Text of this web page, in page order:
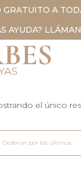
GRATUITO A
AYUDA?
el único
Ordenar por los últimos